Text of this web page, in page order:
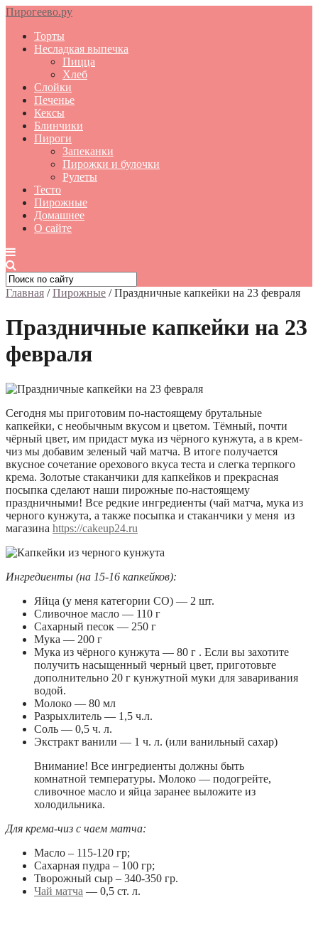
Пирогеево.ру
Торты
Несладкая выпечка
Пицца
Хлеб
Слойки
Печенье
Кексы
Блинчики
Пироги
Запеканки
Пирожки и булочки
Рулеты
Тесто
Пирожные
Домашнее
О сайте
Главная /Пирожные /Праздничные капкейки на 23 февраля
Праздничные капкейки на 23
февраля
Сегодня мы приготовим по-настоящему брутальные
капкейки, с необычным вкусом и цветом. Тёмный, почти
чёрный цвет, им придаст мука из чёрного кунжута, а в крем-
чиз мы добавим зеленый чай матча. В итоге получается
вкусное сочетание орехового вкуса теста и слегка терпкого
крема. Золотые стаканчики для капкейков и прекрасная
посыпка сделают наши пирожные по-настоящему
праздничными! Все редкие ингредиенты (чай матча, мука из
черного кунжута, а также посыпка и стаканчики у меня из
магазина https://cakeup24.ru
Ингредиенты (на 15-16 капкейков):
Яйца (у меня категории СО) — 2 шт.
Сливочное масло — 110 г
Сахарный песок — 250 г
Мука — 200 г
Мука из чёрного кунжута — 80 г . Если вы захотите
получить насыщенный черный цвет, приготовьте
дополнительно 20 г кунжутной муки для заваривания
водой.
Молоко — 80 мл
Разрыхлитель — 1,5 ч.л.
Соль — 0,5 ч. л.
Экстракт ванили — 1 ч. л. (или ванильный сахар)
Внимание! Все ингредиенты должны быть
комнатной температуры. Молоко — подогрейте,
сливочное масло и яйца заранее выложите из
холодильника.
Для крема-чиз с чаем матча:
Масло – 115-120 гр;
Сахарная пудра – 100 гр;
Творожный сыр – 340-350 гр.
Чай матча — 0,5 ст. л.